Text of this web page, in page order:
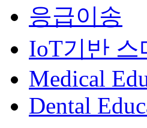
응급이송
IoT기반 스
Medical
Dental